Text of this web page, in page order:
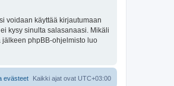
voidaan käyttää kirjautumaan
kysy sinulta salasanaasi. Mikäli
jälkeen phpBB-ohjelmisto luo
Kaikki ajat ovat UTC+03:00
evästeet